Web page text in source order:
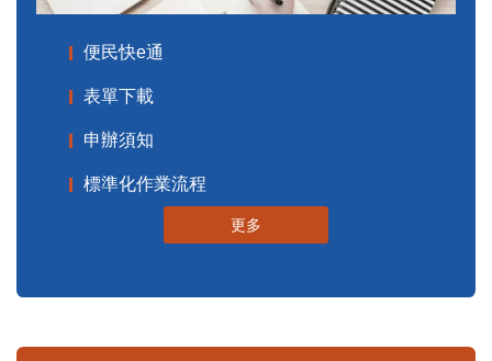
便民快e通
表單下載
申辦須知
標準化作業流程
更多